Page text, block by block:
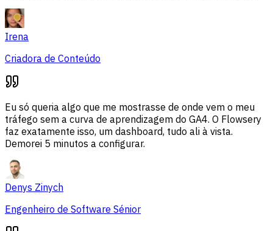
Irena
Criadora de Conteúdo
Eu só queria algo que me mostrasse de onde vem o meu
tráfego sem a curva de aprendizagem do GA4. O Flowsery
faz exatamente isso, um dashboard, tudo ali à vista.
Demorei 5 minutos a configurar.
Denys Zinych
Engenheiro de Software Sénior